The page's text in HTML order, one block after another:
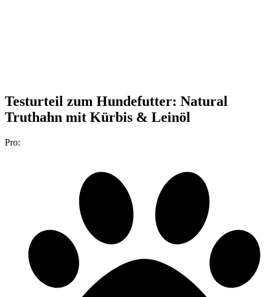
Testurteil zum Hundefutter: Natural
Truthahn mit Kürbis & Leinöl
Pro: